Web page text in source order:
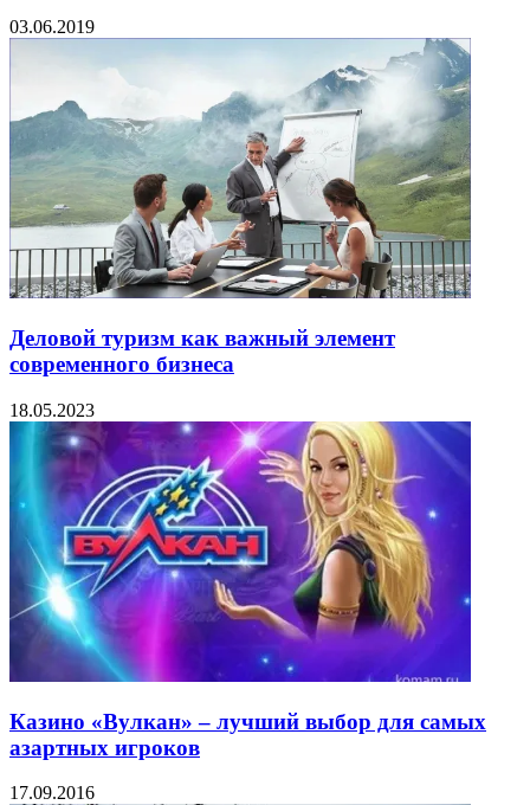
03.06.2019
Деловой туризм как важный элемент
современного бизнеса
18.05.2023
Казино «Вулкан» – лучший выбор для самых
азартных игроков
17.09.2016